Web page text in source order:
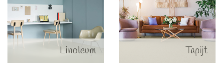
Linoleum Tapijt